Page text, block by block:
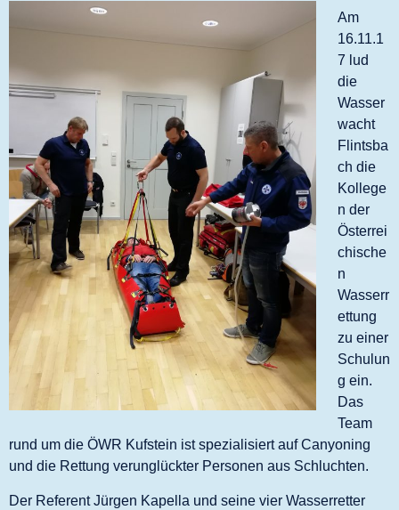
Am
16.11.1
7 lud
die
Wasser
wacht
Flintsba
ch die
Kollege
n der
Österrei
chische
n
Wasserr
ettung
zu einer
Schulun
g ein.
Das
Team
rund um die ÖWR Kufstein ist spezialisiert auf Canyoning
und die Rettung verunglückter Personen aus Schluchten.
Der Referent Jürgen Kapella und seine vier Wasserretter